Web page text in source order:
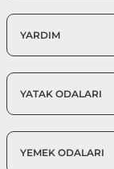
YARDIM
YATAK ODALARI
YEMEK ODALARI